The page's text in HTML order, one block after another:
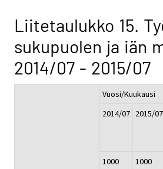
Liitetaulukko 15.
sukupuolen ja iän
2014/07 - 2015/07
Vuosi/Kuukausi
2014/07 2015/07
1000
1000